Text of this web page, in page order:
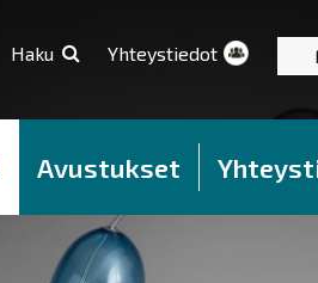
Haku Yhteystiedot
Avustukset